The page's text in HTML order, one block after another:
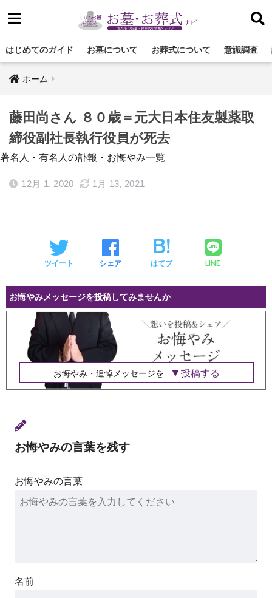
はじめてのガイド お墓について お葬式について 意識調査
ホーム
藤田尚さん ８０歳＝元大日本住友製薬取
締役副社長執行役員が死去
著名人・有名人の訃報・お悔やみ一覧
12月 1, 2020 1月 13, 2021
ツイート シェア はてブ LINE
お悔やみメッセージを投稿してみませんか
お悔やみ・追悼メッセージを 投稿する
お悔やみの言葉を残す
お悔やみの言葉
名前